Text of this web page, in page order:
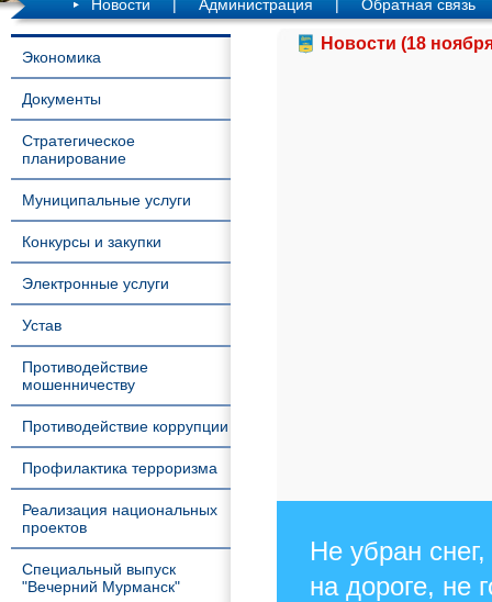
Новости | Администрация | Обратная связь
Экономика
Документы
Стратегическое
планирование
Муниципальные услуги
Конкурсы и закупки
Электронные услуги
Устав
Противодействие
мошенничеству
Противодействие коррупции
Профилактика терроризма
Реализация национальных
проектов
Специальный выпуск
"Вечерний Мурманск"
Новости (18
Не убран
на дороге, не